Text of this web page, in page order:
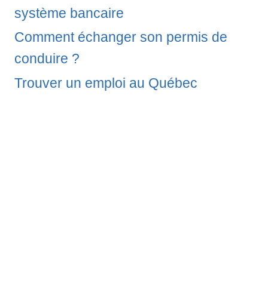
système bancaire
Comment échanger son permis de
conduire ?
Trouver un emploi au Québec